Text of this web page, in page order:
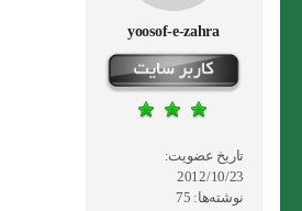
yoosof-e-zahra
تاریخ عضویت:
2012/10/23
نوشته‌ها: 75